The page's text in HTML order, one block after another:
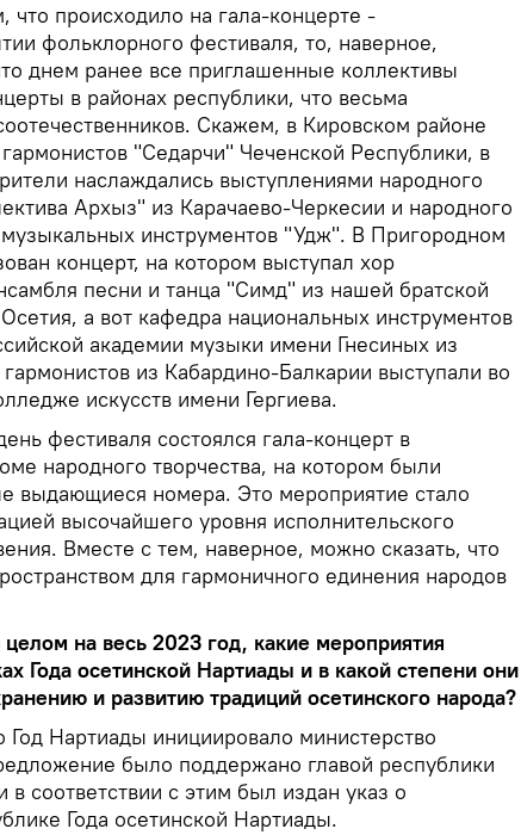
что происходило на гала-концерте -
фольклорного фестиваля, то, наверное,
днем ранее все приглашенные коллективы
в районах республики, что весьма
Скажем, в Кировском районе
"Седарчи" Чеченской Республики, в
наслаждались выступлениями народного
Архыз" из Карачаево-Черкесии и народного
инструментов "Удж". В Пригородном
концерт, на котором выступал хор
песни и танца "Симд" из нашей братской
а вот кафедра национальных инструментов
академии музыки имени Гнесиных из
из Кабардино-Балкарии выступали во
искусств имени Гергиева.
фестиваля состоялся гала-концерт в
народного творчества, на котором были
выдающиеся номера. Это мероприятие стало
высочайшего уровня исполнительского
Вместе с тем, наверное, можно сказать, что
для гармоничного единения народов
целом на весь 2023 год, какие мероприятия
Года осетинской Нартиады и в какой степени они
и развитию традиций осетинского народа?
Нартиады инициировало министерство
было поддержано главой республики
соответствии с этим был издан указ о
Года осетинской Нартиады.